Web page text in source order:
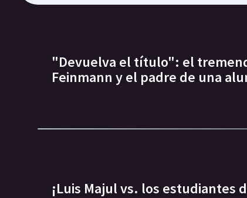
"Devuelva el título": el
Feinmann y el padre de una
¡Luis Majul vs. los estudiantes